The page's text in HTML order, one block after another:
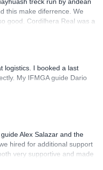
this make diferrence. We
good. Cordilhera Real was a
this treck is not for
in a tent, carry daily
between 4000m and
logistics. I booked a last
My IFMGA guide Dario
Alex Salazar and the
hired for additional support
very supportive and made
I totally recommend the